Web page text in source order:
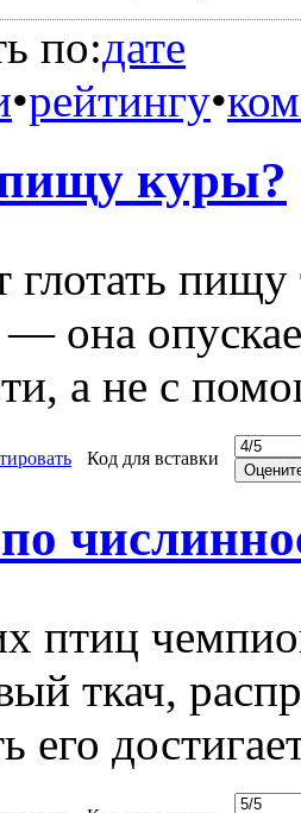
по:дате
•рейтингу•
куры?
пищу
она
а не с
Код для вставки
птиц
ткач,
его